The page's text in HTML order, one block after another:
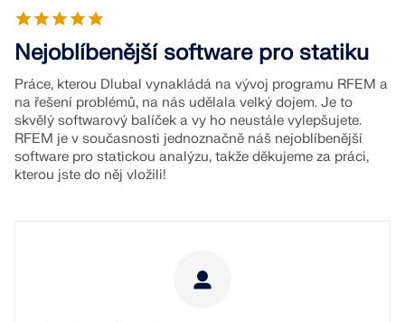
Nejoblíbenější software pro statiku
Práce, kterou Dlubal vynakládá na vývoj programu RFEM a
na řešení problémů, na nás udělala velký dojem. Je to
skvělý softwarový balíček a vy ho neustále vylepšujete.
RFEM je v současnosti jednoznačně náš nejoblíbenější
software pro statickou analýzu, takže děkujeme za práci,
kterou jste do něj vložili!